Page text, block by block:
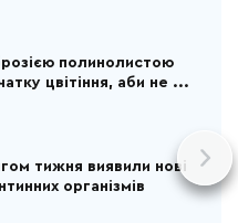
полинолистою
цвітіння, аби не ...
тижня виявили нові
організмів